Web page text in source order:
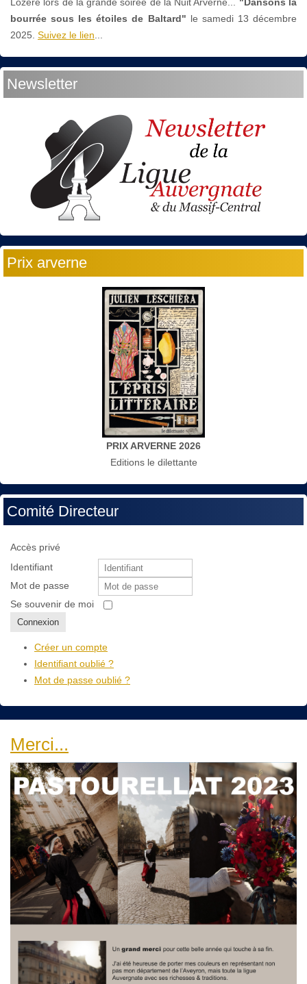
bourrée sous les étoiles de Baltard" le samedi 13 décembre
2025. Suivez le lien
Newsletter
Prix arverne
PRIX ARVERNE 2026
Editions le dilettante
Comité Directeur
Accès privé
Identifiant
Mot de passe
Se souvenir de moi
Connexion
Créer un compte
Identifiant oublié ?
Mot de passe oublié ?
Merci...